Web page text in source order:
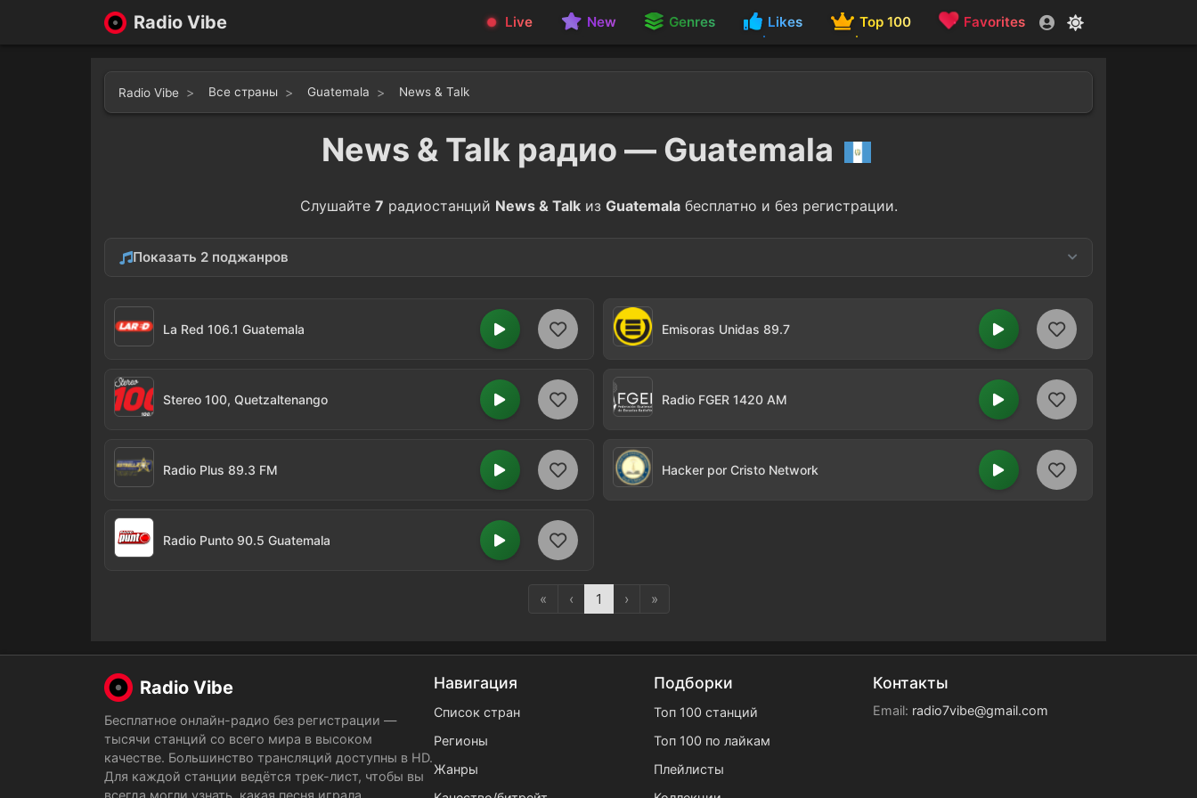
Radio Vibe Live New Genres Likes Top 100 Favorites
Radio Vibe Все страны Guatemala News & Talk
News & Talk радио — Guatemala
Слушайте 7 радиостанций News & Talkиз Guatemalaбесплатно и без регистрации.
Показать 2 поджанров
Sports
La Red 106.1 Guatemala Emisoras Unidas 89.7
Stereo 100, Quetzaltenango Radio FGER 1420 AM
Radio Plus 89.3 FM Hacker por Cristo Network
Radio Punto 90.5 Guatemala
« ‹ 1 › »
Radio Vibe
Бесплатное онлайн-радио без регистрации —
тысячи станций со всего мира в высоком
качестве. Большинство трансляций доступны в HD.
Для каждой станции ведётся трек-лист, чтобы вы
всегда могли узнать, какая песня играла.
Навигация
Список стран
Регионы
Жанры
Подборки
Топ 100 станций
Топ 100 по лайкам
Плейлисты
Контакты
Email: radio7vibe@gmail.com